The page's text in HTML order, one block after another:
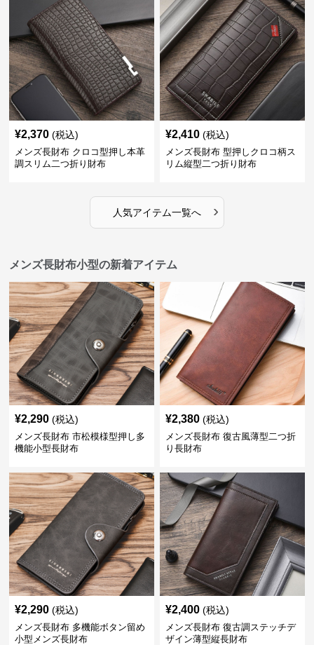
¥2,370 (税込)
メンズ長財布 クロコ型押し本革
調スリム二つ折り財布
¥2,410 (税込)
メンズ長財布 型押しクロコ柄ス
リム縦型二つ折り財布
人気アイテム一覧へ ›
メンズ長財布小型の新着アイテム
¥2,290 (税込)
メンズ長財布 市松模様型押し多
機能小型長財布
¥2,380 (税込)
メンズ長財布 復古風薄型二つ折
り長財布
¥2,290 (税込)
メンズ長財布 多機能ボタン留め
小型メンズ長財布
¥2,400 (税込)
メンズ長財布 復古調ステッチデ
ザイン薄型縦長財布